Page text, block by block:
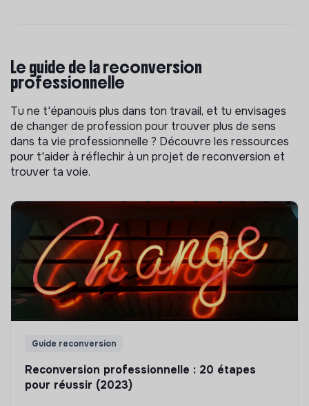
Le guide de la reconversion
professionnelle
Tu ne t'épanouis plus dans ton travail, et tu envisages
de changer de profession pour trouver plus de sens
dans ta vie professionnelle ? Découvre les ressources
pour t'aider à réflechir à un projet de reconversion et
trouver ta voie.
Guide reconversion
Reconversion professionnelle : 20 étapes
pour réussir (2023)